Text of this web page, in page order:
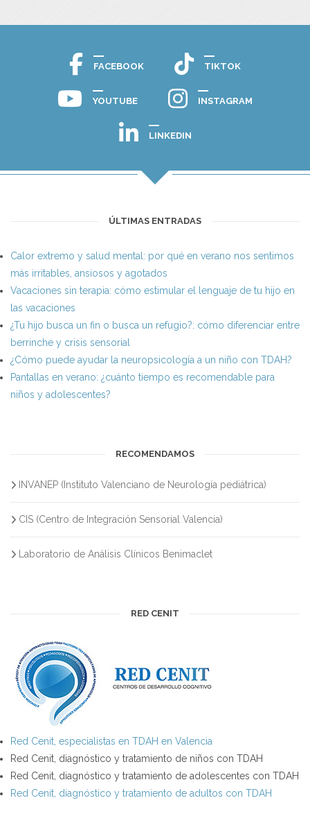
FACEBOOK TIKTOK
YOUTUBE INSTAGRAM
LINKEDIN
ÚLTIMAS ENTRADAS
Calor extremo y salud mental: por qué en verano nos sentimos
más irritables, ansiosos y agotados
Vacaciones sin terapia: cómo estimular el lenguaje de tu hijo en
las vacaciones
¿Tu hijo busca un fin o busca un refugio?: cómo diferenciar entre
berrinche y crisis sensorial
¿Cómo puede ayudar la neuropsicología a un niño con TDAH?
Pantallas en verano: ¿cuánto tiempo es recomendable para
niños y adolescentes?
RECOMENDAMOS
INVANEP (Instituto Valenciano de Neurología pediátrica)
CIS (Centro de Integración Sensorial Valencia)
Laboratorio de Análisis Clínicos Benimaclet
RED CENIT
Red Cenit, especialistas en TDAH en Valencia
Red Cenit, diagnóstico y tratamiento de niños con TDAH
Red Cenit, diagnóstico y tratamiento de adolescentes con TDAH
Red Cenit, diagnóstico y tratamiento de adultos con TDAH